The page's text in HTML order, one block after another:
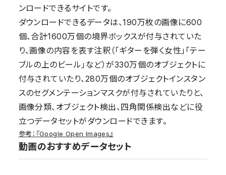
ンロードできるサイトです。
ダウンロードできるデータは、190万枚の画像に600
個、合計1600万個の境界ボックスが付与されていた
り、画像の内容を表す注釈（「ギターを弾く女性」「テー
ブルの上のビール」など）が330万個のオブジェクトに
付与されていたり、280万個のオブジェクトインスタン
スのセグメンテーションマスクが付与されていたりと、
画像分類、オブジェクト検出、四角関係検出などに役
立つデータセットがダウンロードできます。
参考：『Google Open Images』
動画のおすすめデータセット